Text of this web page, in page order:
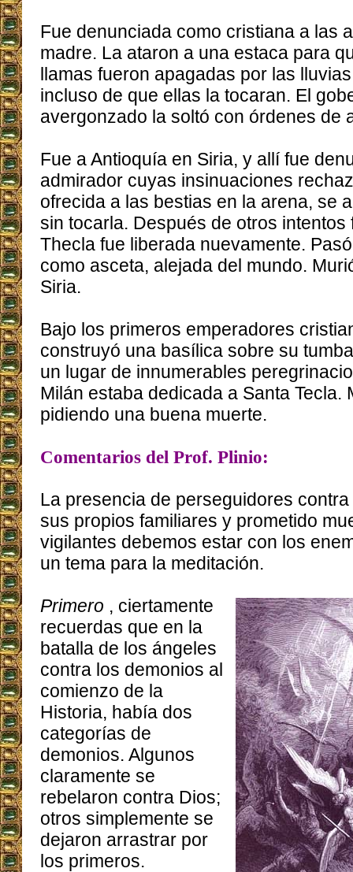
Fue denunciada como cristiana a las
madre. La ataron a una estaca para
llamas fueron apagadas por las
incluso de que ellas la tocaran. El
avergonzado la soltó con órdenes de
Fue a Antioquía en Siria, y allí fue
admirador cuyas insinuaciones
ofrecida a las bestias en la arena, se
sin tocarla. Después de otros intentos
Thecla fue liberada nuevamente.
como asceta, alejada del mundo.
Siria.
Bajo los primeros emperadores
construyó una basílica sobre su
un lugar de innumerables
Milán estaba dedicada a Santa Tecla.
pidiendo una buena muerte.
Comentarios del Prof. Plinio:
La presencia de perseguidores
sus propios familiares y prometido
vigilantes debemos estar con los
un tema para la meditación.
Primero , ciertamente
recuerdas que en la
batalla de los ángeles
contra los demonios al
comienzo de la
Historia, había dos
categorías de
demonios. Algunos
claramente se
rebelaron contra Dios;
otros simplemente se
dejaron arrastrar por
los primeros.